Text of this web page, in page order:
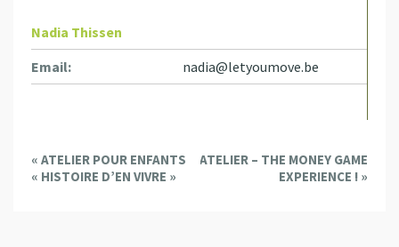
Nadia Thissen
Email:
nadia@letyoumove.be
E
v
« ATELIER POUR ENFANTS
« HISTOIRE D’EN VIVRE »
ATELIER – THE MONEY GAME
EXPERIENCE ! »